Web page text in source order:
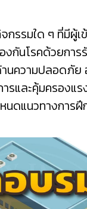
รมใด ๆ ที่มีผู้เ
กันโรคด้วยกา
ความปลอดภัย
และคุ้มครองแ
นดแนวทางการ